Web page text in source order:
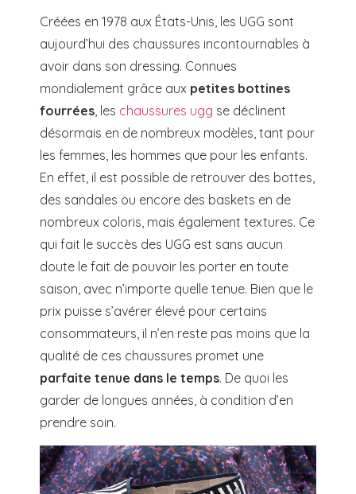
Créées en 1978 aux États-Unis, les UGG sont
aujourd’hui des chaussures incontournables à
avoir dans son dressing. Connues
mondialement grâce aux petites bottines
fourrées, les chaussures ugg se déclinent
désormais en de nombreux modèles, tant pour
les femmes, les hommes que pour les enfants.
En effet, il est possible de retrouver des bottes,
des sandales ou encore des baskets en de
nombreux coloris, mais également textures. Ce
qui fait le succès des UGG est sans aucun
doute le fait de pouvoir les porter en toute
saison, avec n’importe quelle tenue. Bien que le
prix puisse s’avérer élevé pour certains
consommateurs, il n’en reste pas moins que la
qualité de ces chaussures promet une
parfaite tenue dans le temps. De quoi les
garder de longues années, à condition d’en
prendre soin.